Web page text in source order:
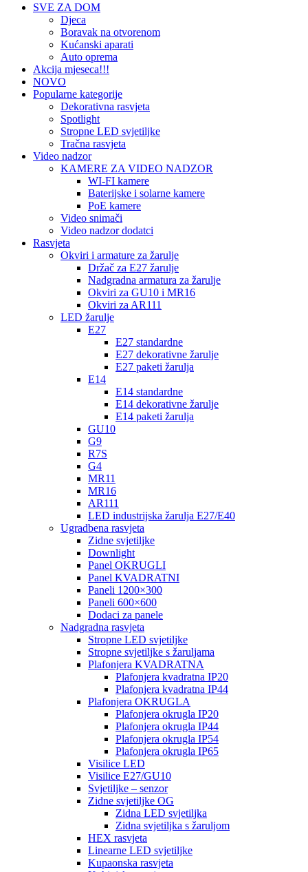
SVE ZA DOM
Djeca
Boravak na otvorenom
Kućanski aparati
Auto oprema
Akcija mjeseca!!!
NOVO
Popularne kategorije
Dekorativna rasvjeta
Spotlight
Stropne LED svjetiljke
Tračna rasvjeta
Video nadzor
KAMERE ZA VIDEO NADZOR
WI-FI kamere
Baterijske i solarne kamere
PoE kamere
Video snimači
Video nadzor dodatci
Rasvjeta
Okviri i armature za žarulje
Držač za E27 žarulje
Nadgradna armatura za žarulje
Okviri za GU10 i MR16
Okviri za AR111
LED žarulje
E27
E27 standardne
E27 dekorativne žarulje
E27 paketi žarulja
E14
E14 standardne
E14 dekorativne žarulje
E14 paketi žarulja
GU10
G9
R7S
G4
MR11
MR16
AR111
LED industrijska žarulja E27/E40
Ugradbena rasvjeta
Zidne svjetiljke
Downlight
Panel OKRUGLI
Panel KVADRATNI
Paneli 1200×300
Paneli 600×600
Dodaci za panele
Nadgradna rasvjeta
Stropne LED svjetiljke
Stropne svjetiljke s žaruljama
Plafonjera KVADRATNA
Plafonjera kvadratna IP20
Plafonjera kvadratna IP44
Plafonjera OKRUGLA
Plafonjera okrugla IP20
Plafonjera okrugla IP44
Plafonjera okrugla IP54
Plafonjera okrugla IP65
Visilice LED
Visilice E27/GU10
Svjetiljke – senzor
Zidne svjetiljke OG
Zidna LED svjetiljka
Zidna svjetiljka s žaruljom
HEX rasvjeta
Linearne LED svjetiljke
Kupaonska rasvjeta